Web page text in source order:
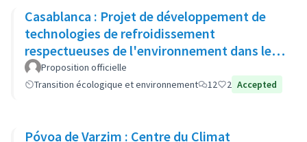
Casablanca : Projet de développement de
technologies de refroidissement
respectueuses de l'environnement dans les
zones urbaines
Proposition officielle
Transition écologique et environnement
12 2 Accepted
Póvoa de Varzim : Centre du Climat